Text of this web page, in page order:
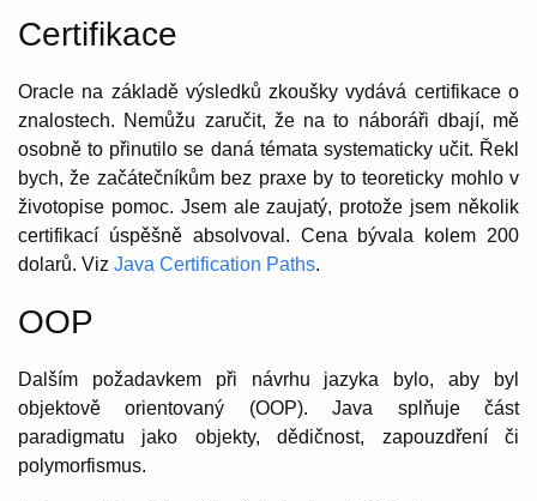
Certifikace
Oracle na základě výsledků zkoušky vydává certifikace o
znalostech. Nemůžu zaručit, že na to náboráři dbají, mě
osobně to přinutilo se daná témata systematicky učit. Řekl
bych, že začátečníkům bez praxe by to teoreticky mohlo v
životopise pomoc. Jsem ale zaujatý, protože jsem několik
certifikací úspěšně absolvoval. Cena bývala kolem 200
dolarů. Viz Java Certification Paths.
OOP
Dalším požadavkem při návrhu jazyka bylo, aby byl
objektově orientovaný (OOP). Java splňuje část
paradigmatu jako objekty, dědičnost, zapouzdření či
polymorfismus.